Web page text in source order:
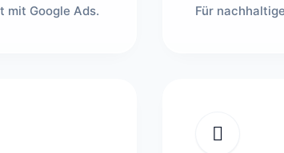
mit Google Ads.
Für